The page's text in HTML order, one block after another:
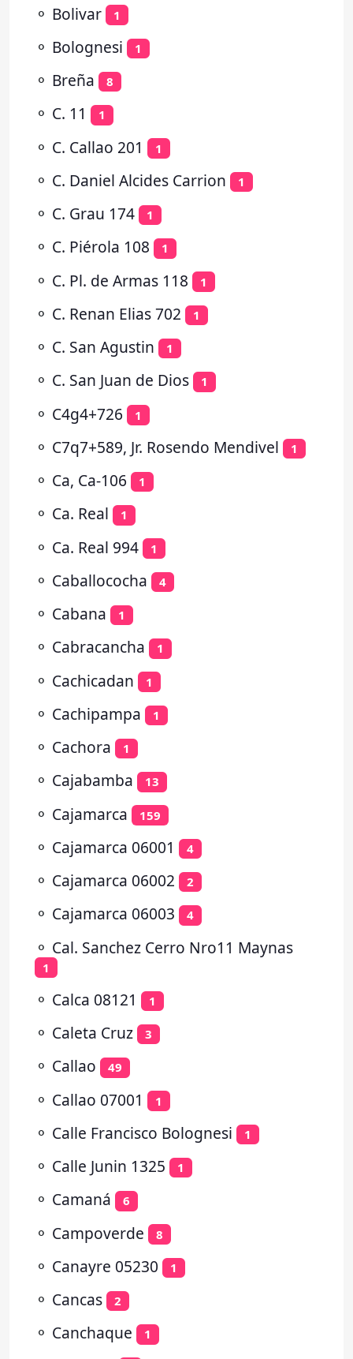
⚬ Bolivar 1
⚬ Bolognesi 1
⚬ Breña 8
⚬ C. 11 1
⚬ C. Callao 201 1
⚬ C. Daniel Alcides Carrion 1
⚬ C. Grau 174 1
⚬ C. Piérola 108 1
⚬ C. Pl. de Armas 118 1
⚬ C. Renan Elias 702 1
⚬ C. San Agustin 1
⚬ C. San Juan de Dios 1
⚬ C4g4+726 1
⚬ C7q7+589, Jr. Rosendo Mendivel 1
⚬ Ca, Ca-106 1
⚬ Ca. Real 1
⚬ Ca. Real 994 1
⚬ Caballococha 4
⚬ Cabana 1
⚬ Cabracancha 1
⚬ Cachicadan 1
⚬ Cachipampa 1
⚬ Cachora 1
⚬ Cajabamba 13
⚬ Cajamarca 159
⚬ Cajamarca 06001 4
⚬ Cajamarca 06002 2
⚬ Cajamarca 06003 4
⚬ Cal. Sanchez Cerro Nro11 Maynas
1
⚬ Calca 08121 1
⚬ Caleta Cruz 3
⚬ Callao 49
⚬ Callao 07001 1
⚬ Calle Francisco Bolognesi 1
⚬ Calle Junin 1325 1
⚬ Camaná 6
⚬ Campoverde 8
⚬ Canayre 05230 1
⚬ Cancas 2
⚬ Canchaque 1